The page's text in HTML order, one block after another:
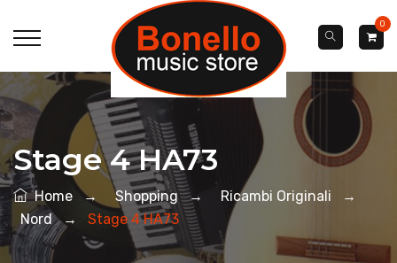
0
Stage 4 HA73
Home → Shopping → Ricambi Originali
→
Nord → Stage 4 HA73